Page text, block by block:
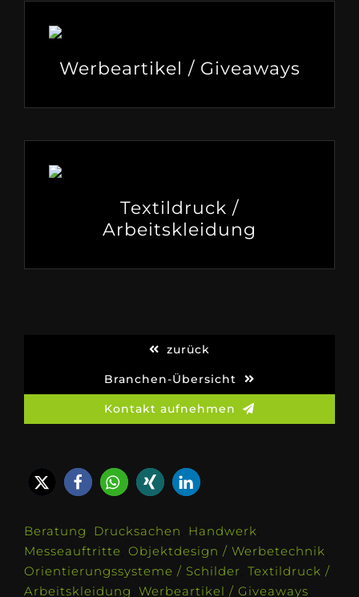
Werbeartikel / Giveaways
Textildruck /
Arbeitskleidung
zurück
Branchen-Übersicht
Kontakt aufnehmen
Beratung Drucksachen Handwerk
Messeauftritte Objektdesign / Werbetechnik
Orientierungssysteme / Schilder Textildruck /
Arbeitskleidung Werbeartikel / Giveaways